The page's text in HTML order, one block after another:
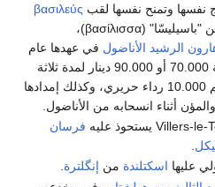
وتمنح نفسها لقب βασιλεύς
بدلاً من "باسيليسّا" (βασίλισσα)،
الرشيد الأناضول في عهدها عام
782، وأجبرها على دفع جزية 70.000 أو 90.000 دينار لمدة ثلاثة
أعوام بالاضافة لتعهدها بتقديم 10.000 رداء حريري، وكذلك إمدادها
أثناء انسحابه من الأناضول.
فرسان
عليها اسكتلندة من إنگلترة.